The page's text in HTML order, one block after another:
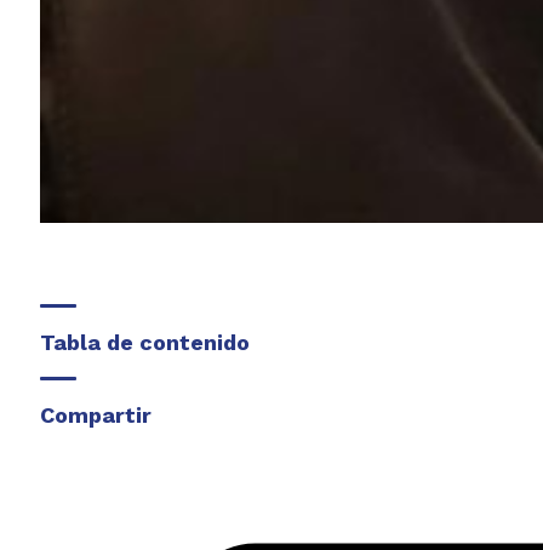
Tabla de contenido
Compartir